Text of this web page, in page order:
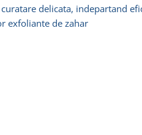
delicata, indepartand
exfoliante de zahar